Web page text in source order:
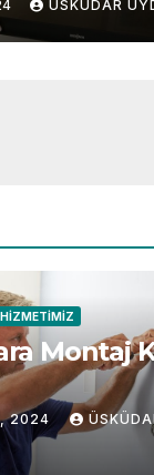
ÜSKÜDAR
HIZMETIMIZ
Montaj
2024